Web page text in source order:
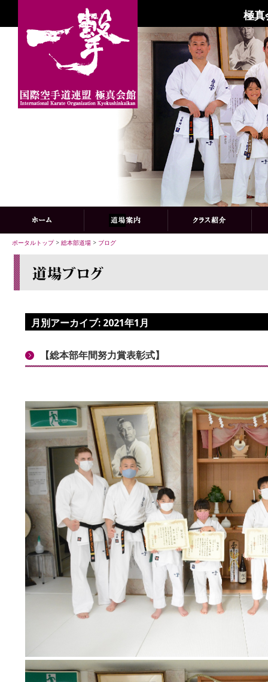
極真
ポータルトップ> 総本部道場 > ブログ
月別アーカイブ: 2021年1月
【総本部年間努力賞表彰式】